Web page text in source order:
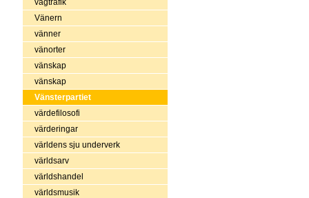
vägtrafik
Vänern
vänner
vänorter
vänskap
vänskap
Vänsterpartiet
värdefilosofi
värderingar
världens sju underverk
världsarv
världshandel
världsmusik